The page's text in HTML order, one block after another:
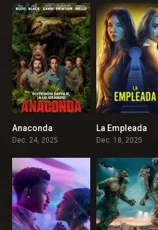
Anaconda
Dec. 24, 2025
La Empleada
Dec. 18, 2025